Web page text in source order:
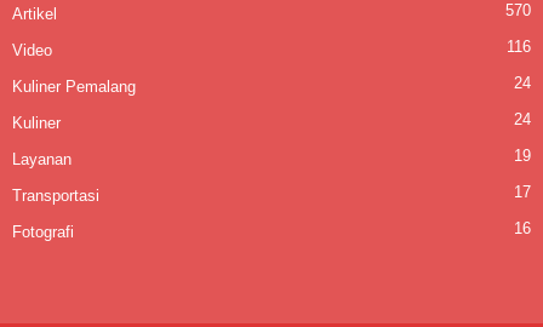
Artikel 570
Video 116
Kuliner Pemalang 24
Kuliner 24
Layanan 19
Transportasi 17
Fotografi 16